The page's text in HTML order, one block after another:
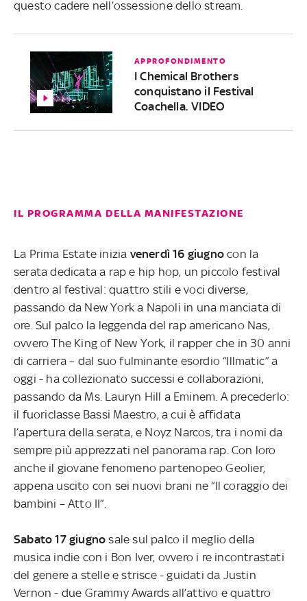
questo cadere nell’ossessione dello stream.
APPROFONDIMENTO
I Chemical Brothers
conquistano il Festival
Coachella. VIDEO
IL PROGRAMMA DELLA MANIFESTAZIONE
La Prima Estate inizia venerdì 16 giugno con la
serata dedicata a rap e hip hop, un piccolo festival
dentro al festival: quattro stili e voci diverse,
passando da New York a Napoli in una manciata di
ore. Sul palco la leggenda del rap americano Nas,
ovvero The King of New York, il rapper che in 30 anni
di carriera – dal suo fulminante esordio “Illmatic” a
oggi - ha collezionato successi e collaborazioni,
passando da Ms. Lauryn Hill a Eminem. A precederlo:
il fuoriclasse Bassi Maestro, a cui è affidata
l’apertura della serata, e Noyz Narcos, tra i nomi da
sempre più apprezzati nel panorama rap. Con loro
anche il giovane fenomeno partenopeo Geolier,
appena uscito con sei nuovi brani ne “Il coraggio dei
bambini – Atto II”.
Sabato 17 giugnosale sul palco il meglio della
musica indie con i Bon Iver, ovvero i re incontrastati
del genere a stelle e strisce - guidati da Justin
Vernon - due Grammy Awards all’attivo e quattro